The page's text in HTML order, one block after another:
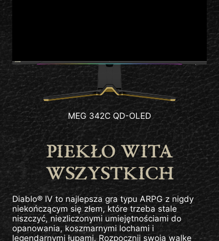
MEG 342C QD-OLED
PIEKŁO WITA
WSZYSTKICH
Diablo® IV to najlepsza gra typu ARPG z nigdy
niekończącym się złem, które trzeba stale
niszczyć, niezliczonymi umiejętnościami do
opanowania, koszmarnymi lochami i
legendarnymi łupami. Rozpocznij swoją walkę